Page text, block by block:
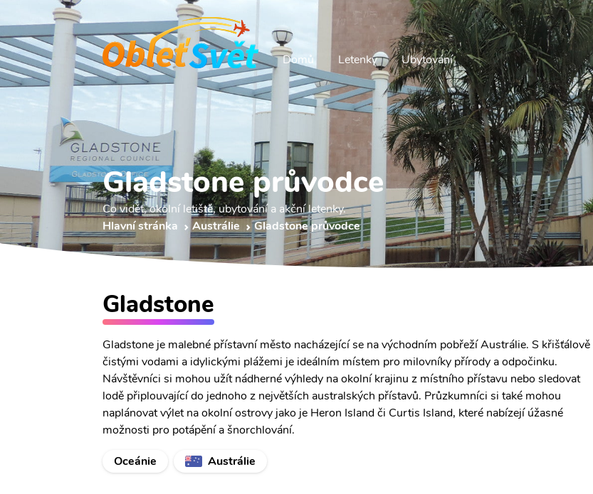
Domů Letenky Ubytování
Gladstone průvodce
Co vidět, okolní letiště, ubytování a akční letenky.
Hlavní stránka
Austrálie Gladstone průvodce
Gladstone
Gladstone je malebné přístavní město nacházející se na východním pobřeží Austrálie. S křišťálově
čistými vodami a idylickými plážemi je ideálním místem pro milovníky přírody a odpočinku.
Návštěvníci si mohou užít nádherné výhledy na okolní krajinu z místního přístavu nebo sledovat
lodě připlouvající do jednoho z největších australských přístavů. Průzkumníci si také mohou
naplánovat výlet na okolní ostrovy jako je Heron Island či Curtis Island, které nabízejí úžasné
možnosti pro potápění a šnorchlování.
Oceánie
Austrálie